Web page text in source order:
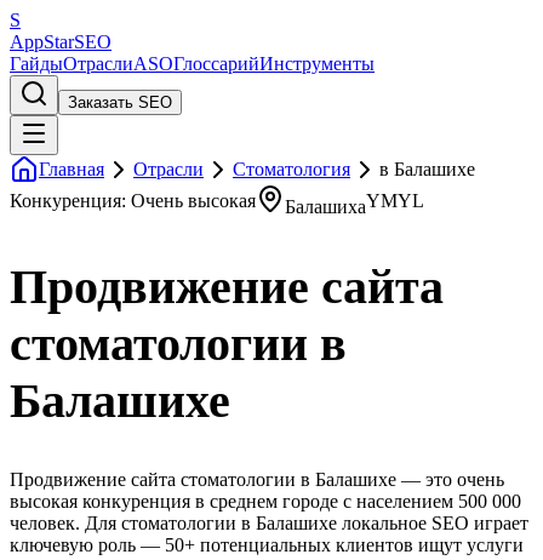
S
AppStarSEO
ГайдыОтраслиASOГлоссарийИнструменты
Заказать SEO
Главная Отрасли Стоматология
в Балашихе
Конкуренция: Очень высокая
БалашихаYMYL
Продвижение сайта
стоматологии в
Балашихе
Продвижение сайта стоматологии в Балашихе — это очень
высокая конкуренция в среднем городе с населением 500 000
человек. Для стоматологии в Балашихе локальное SEO играет
ключевую роль — 50+ потенциальных клиентов ищут услуги